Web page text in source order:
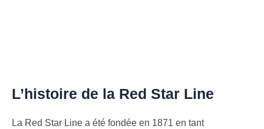
L’histoire de la Red Star Line
La Red Star Line a été fondée en 1871 en tant